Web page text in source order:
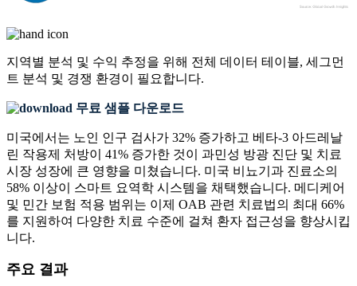
지역별 분석 및 수익 추정을 위해 전체 데이터 테이블, 세그먼
트 분석 및 경쟁 환경이 필요합니다.
무료 샘플 다운로드
미국에서는 노인 인구 검사가 32% 증가하고 베타-3 아드레날
린 작용제 처방이 41% 증가한 것이 과민성 방광 진단 및 치료
시장 성장에 큰 영향을 미쳤습니다. 미국 비뇨기과 진료소의
58% 이상이 스마트 요역학 시스템을 채택했습니다. 메디케어
및 민간 보험 적용 범위는 이제 OAB 관련 치료법의 최대 66%
를 지원하여 다양한 치료 수준에 걸쳐 환자 접근성을 향상시킵
니다.
주요 결과